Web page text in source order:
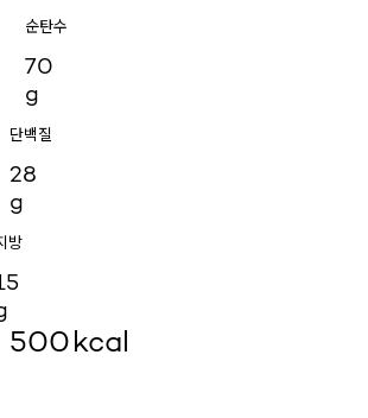
순탄수
70
g
단백질
28
g
방
500kcal